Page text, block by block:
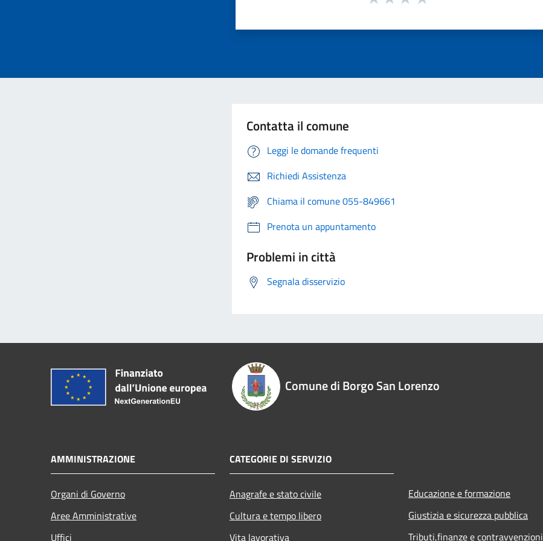
Contatta il comune
Leggi le domande frequenti
Richiedi Assistenza
Chiama il comune 055-849661
Prenota un appuntamento
Problemi in città
Segnala disservizio
Comune di Borgo San Lorenzo
AMMINISTRAZIONE
Organi di Governo
Aree Amministrative
Uffici
CATEGORIE DI SERVIZIO
Anagrafe e stato civile
Cultura e tempo libero
Vita lavorativa
Educazione e formazione
Giustizia e sicurezza pubblica
Tributi,finanze e contravvenzioni